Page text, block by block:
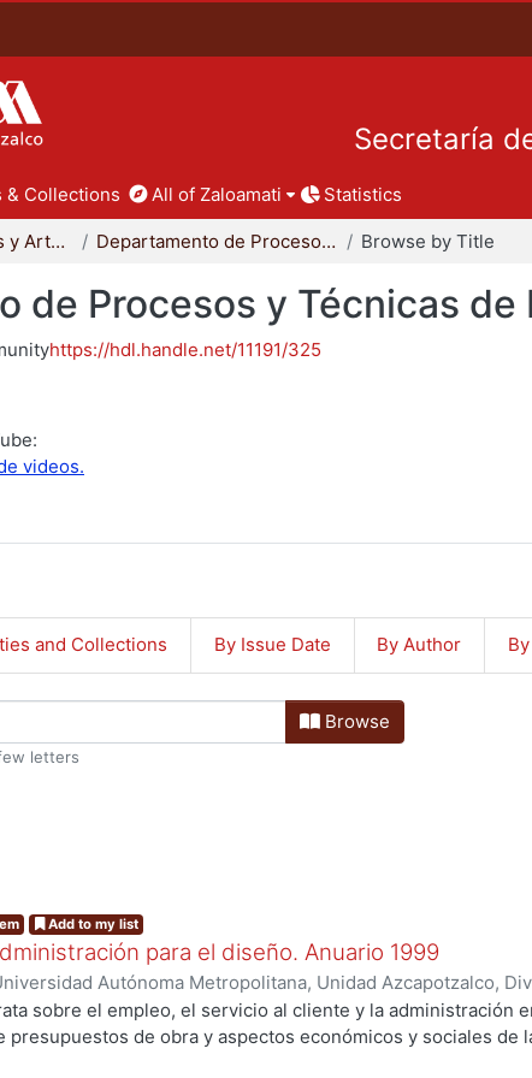
Secretaría
& Collections All of Zaloamati Statistics
División de Ciencias y Artes para el Diseño Departamento de Procesos y Técnicas de Realización Browse by Title
de Procesos y Técnicas de
https://hdl.handle.net/11191/325
videos.
and Collections By Issue Date By Author
Browse
letters
Add to my list
para el diseño. Anuario 1999
Autónoma Metropolitana, Unidad Azcapotzalco,
de Procesos y Técnicas de Realización,1999)
Salazar, Rubén;Carpio Utrilla, César Jorge; Rodríguez
sobre el empleo, el servicio al cliente y la administración
presupuestos de obra y aspectos económicos y sociales de